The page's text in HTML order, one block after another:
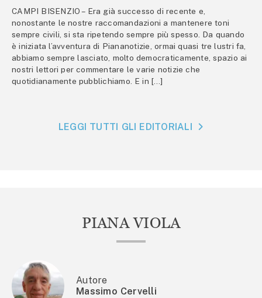
CAMPI BISENZIO – Era già successo di recente e,
nonostante le nostre raccomandazioni a mantenere toni
sempre civili, si sta ripetendo sempre più spesso. Da quando
è iniziata l’avventura di Piananotizie, ormai quasi tre lustri fa,
abbiamo sempre lasciato, molto democraticamente, spazio ai
nostri lettori per commentare le varie notizie che
quotidianamente pubblichiamo. E in […]
LEGGI TUTTI GLI EDITORIALI
PIANA VIOLA
Autore
Massimo Cervelli